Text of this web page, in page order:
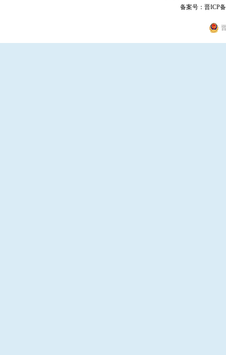
备案号： 晋ICP